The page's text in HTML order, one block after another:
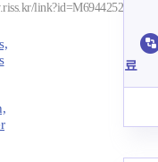
link?id=M6944252
료